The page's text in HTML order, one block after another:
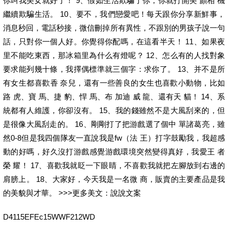
繼續欺騙生活。 10、要不，我們戀愛吧！每天跟你分享新鮮事，
消息秒回，電話秒接，微信刪掉所有異性，不跟別的男孩子說一句
話，只對你一個人好。你覺得你配嗎，在這看半天！ 11、如果夜
里不能吃東西，那冰箱里為什么有燈呢？ 12、怎么有的人找對象
要求能列幾十條，我擇偶標準就三個字：求你了。 13、并不是所
有女生都喜歡香 奈兒，還有一些善良的女生也喜歡小動物，比如
路 虎、寶 馬、捷 豹、悍 馬、布 加迪 威 龍、還有天 貓！ 14、系
統都有人維護，你卻沒有。 15、我的錢雖然不是大風刮來的，但
是很像大風刮走的。 16、剛剛打了把游戲選了個中 單諸葛亮，雖
然0-8但是我四個隊友一直說我是fw（法 王）打字鼓勵我，我超感
動的好嗎，好久沒打游戲感覺游戲環境突然變得真好，我愛王 者
榮 耀！ 17、喜歡我就眨一下眼睛，不喜歡我就把左腳放到右邊的
肩膀上。 18、大家好，今天我是一名微 商，販賣的主要產品是我
的美貌與才華。 >>>更多美文：說說文案
D4115EFEc15WWF212WD